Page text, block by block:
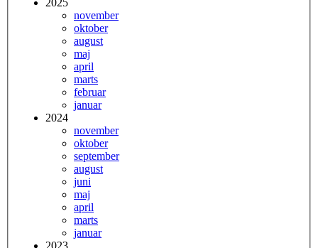
2025
november
oktober
august
maj
april
marts
februar
januar
2024
november
oktober
september
august
juni
maj
april
marts
januar
2023